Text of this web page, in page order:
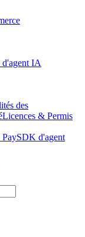
IA
des
Licences & Permis
SDK d'agent